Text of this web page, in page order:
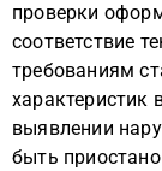
проверки
соответствие
требованиям
характеристик
выявлении
быть